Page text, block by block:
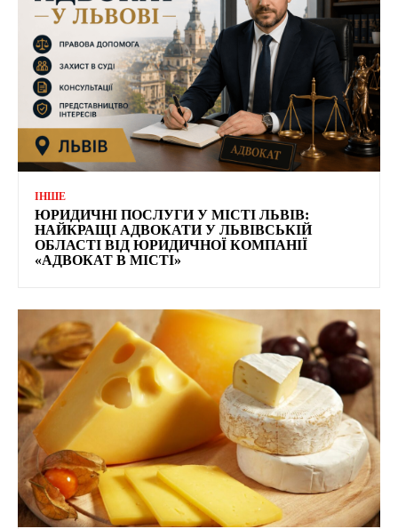
ІНШЕ
ЮРИДИЧНІ ПОСЛУГИ У МІСТІ ЛЬВІВ:
НАЙКРАЩІ АДВОКАТИ У ЛЬВІВСЬКІЙ
ОБЛАСТІ ВІД ЮРИДИЧНОЇ КОМПАНІЇ
«АДВОКАТ В МІСТІ»